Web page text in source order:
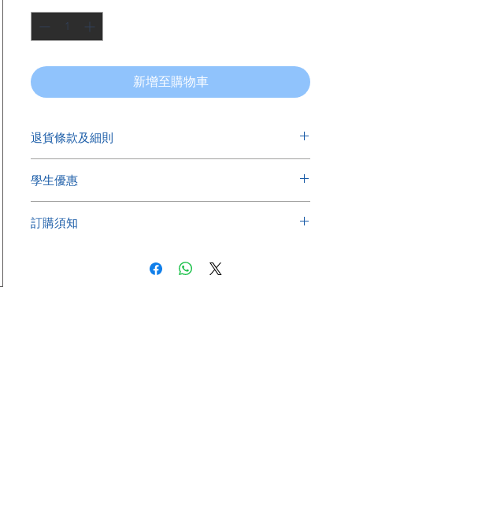
新增至購物車
退貨條款及細則
1. 所有貨品一經確定後將不能取消及退款，請在確定細小
心檢查；
2. 如選擇送貨服務的話，順豐將會收取不少於HKD22的運
輸費，貨到付款，敬請留意。
學生優惠
我們查詢有關的學生優惠。
訂購須知